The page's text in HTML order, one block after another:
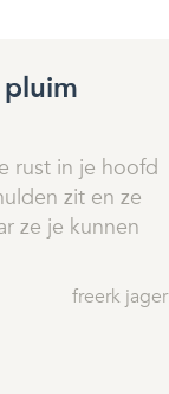
rust in je hoofd
zit en ze
ze je kunnen
freerk jager